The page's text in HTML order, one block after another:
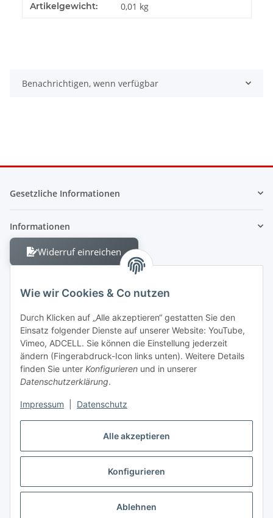
Alle akzeptieren
Konfigurieren
Ablehnen
Wie wir Cookies & Co nutzen
Durch Klicken auf „Alle akzeptieren“ gestatten Sie den
Einsatz folgender Dienste auf unserer Website: YouTube,
Vimeo, ADCELL. Sie können die Einstellung jederzeit
ändern (Fingerabdruck-Icon links unten). Weitere Details
finden Sie unter Konfigurieren und in unserer
Datenschutzerklärung.
Impressum Datenschutz
Produkteigenschaft
Wert
Artikelgewicht: 0,01 kg
Benachrichtigen, wenn verfügbar
Gesetzliche Informationen
Informationen
Widerruf einreichen
Berliner Allee 38
13088 Berlin
Shop +49 30 4280 2070
Fax +49 30 4280 2071
* Alle Preise inkl. gesetzlicher USt., zzgl.